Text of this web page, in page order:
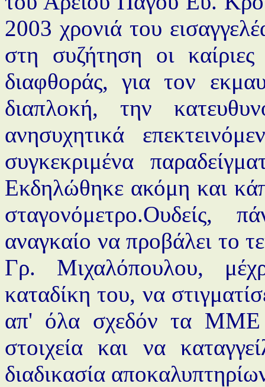
2003 χρονιά του
στη συζήτηση οι
διαφθοράς, για τον
διαπλοκή, την
ανησυχητικά
συγκεκριμένα
Εκδηλώθηκε ακόμη και
σταγονόμετρο.Ουδείς,
αναγκαίο να προβάλει το
Γρ. Μιχαλόπουλου,
καταδίκη του, να
απ' όλα σχεδόν τα ΜΜΕ
στοιχεία και να
διαδικασία